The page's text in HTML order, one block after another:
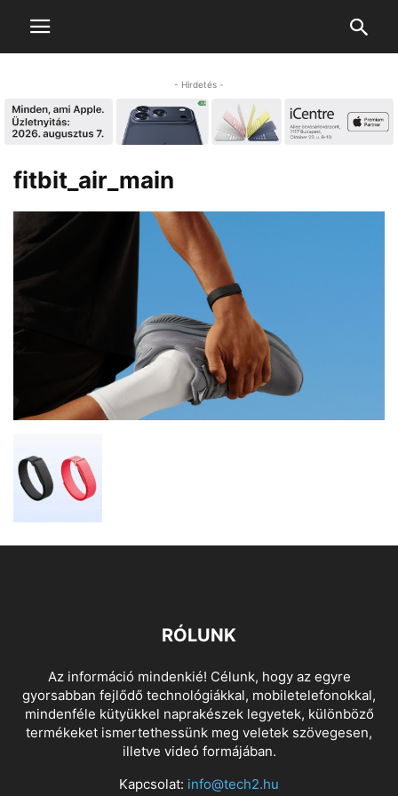
- Hirdetés -
fitbit_air_main
RÓLUNK
Az információ mindenkié! Célunk, hogy az egyre
gyorsabban fejlődő technológiákkal, mobiletelefonokkal,
mindenféle kütyükkel naprakészek legyetek, különböző
termékeket ismertethessünk meg veletek szövegesen,
illetve videó formájában.
Kapcsolat: info@tech2.hu